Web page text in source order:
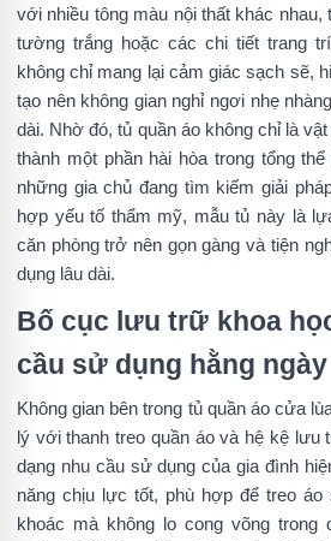
với nhiều tông màu nội thất khác
tường trắng hoặc các chi tiết trang
không chỉ mang lại cảm giác sạch sẽ,
tạo nên không gian nghỉ ngơi nhẹ
dài. Nhờ đó, tủ quần áo không chỉ là
thành một phần hài hòa trong tổng
những gia chủ đang tìm kiếm giải
hợp yếu tố thẩm mỹ, mẫu tủ này là
căn phòng trở nên gọn gàng và tiện
dụng lâu dài.
Bố cục lưu trữ khoa
cầu sử dụng hằng ngày
Không gian bên trong tủ quần áo cửa
lý với thanh treo quần áo và hệ kệ lưu
dạng nhu cầu sử dụng của gia đình
năng chịu lực tốt, phù hợp để treo
khoác mà không lo cong võng trong